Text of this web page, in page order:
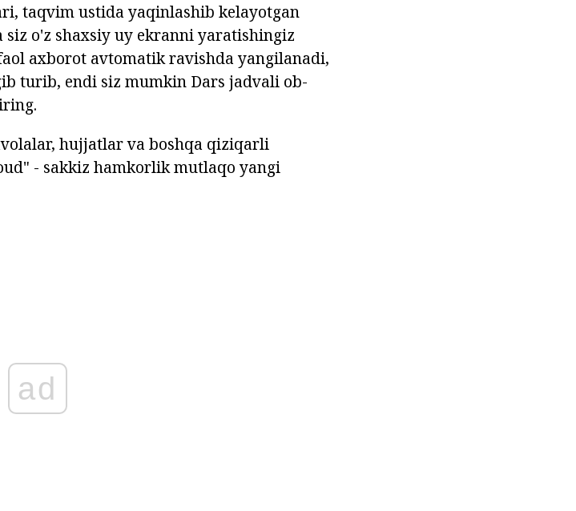
taqvim ustida yaqinlashib kelayotgan
o'z shaxsiy uy ekranni yaratishingiz
axborot avtomatik ravishda yangilanadi,
turib, endi siz mumkin Dars jadvali ob-
hujjatlar va boshqa qiziqarli
- sakkiz hamkorlik mutlaqo yangi
ad